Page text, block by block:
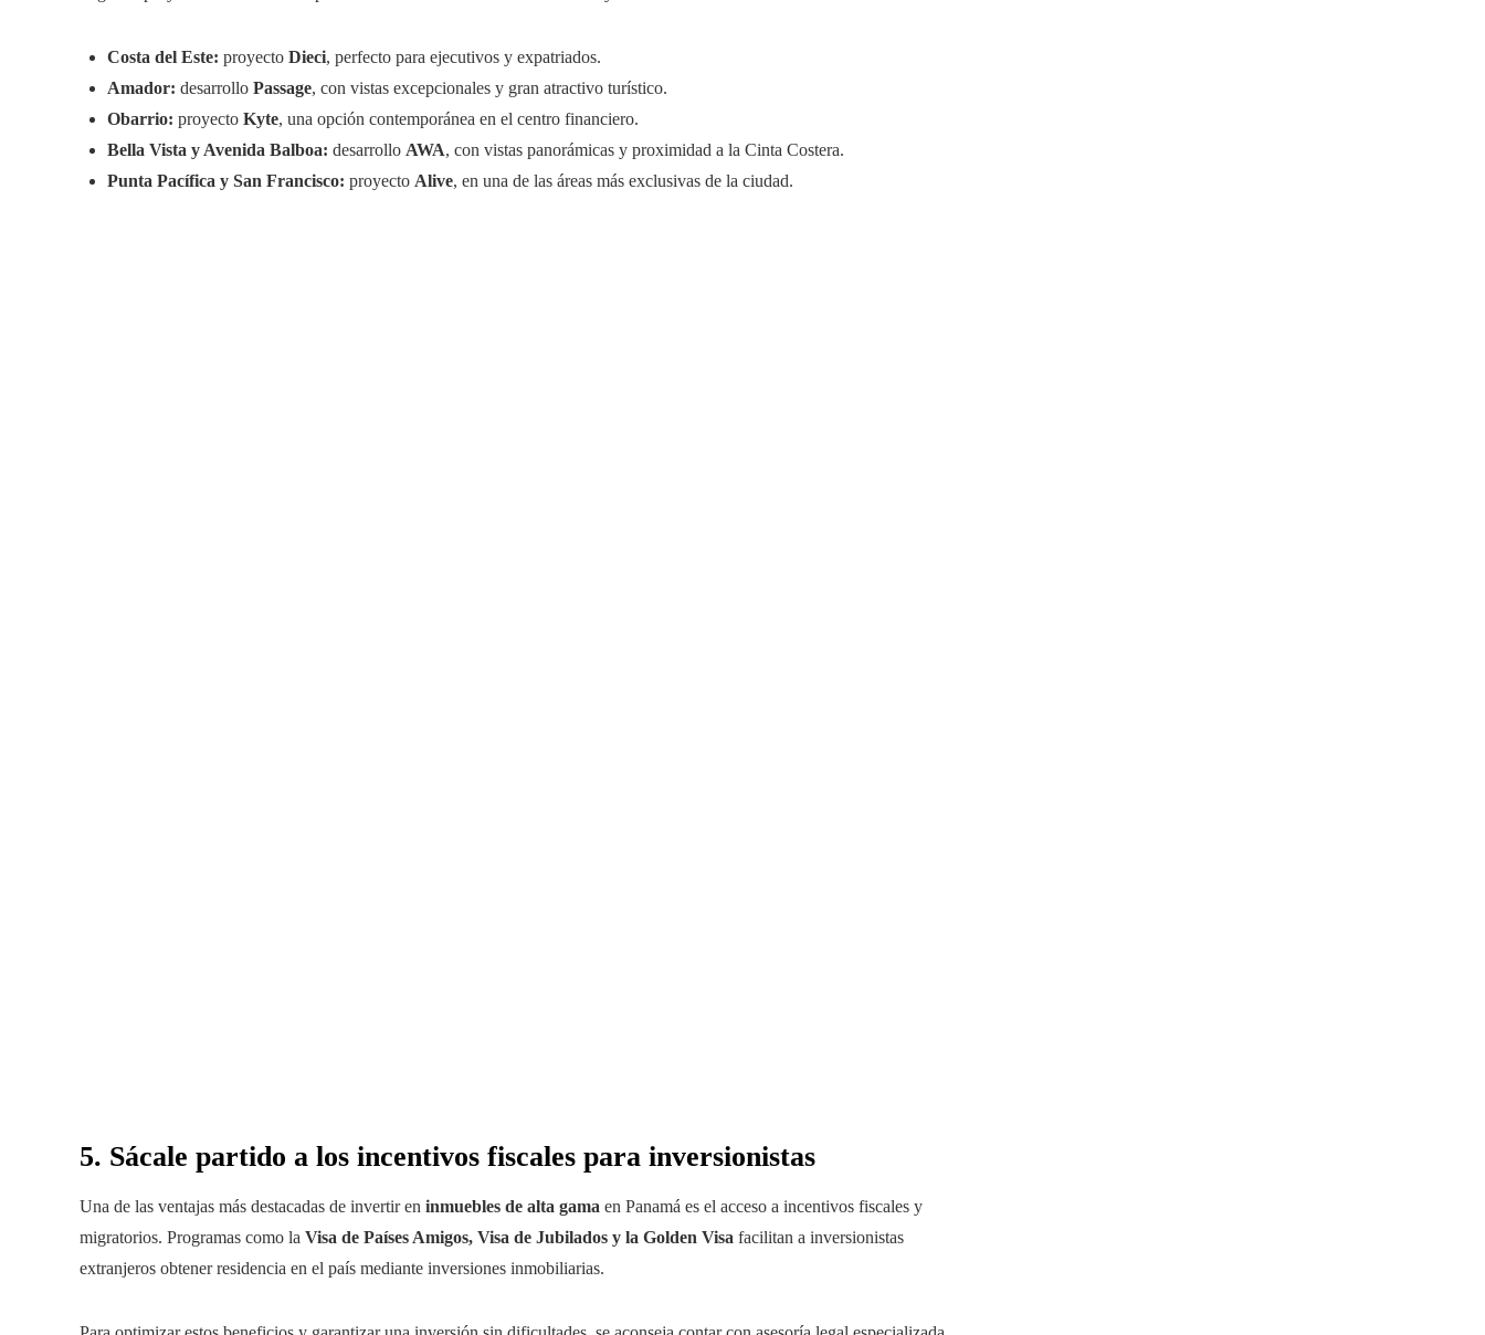
Costa del Este: proyecto Dieci, perfecto para ejecutivos y expatriados.
Amador: desarrollo Passage, con vistas excepcionales y gran atractivo turístico.
Obarrio: proyecto Kyte, una opción contemporánea en el centro financiero.
Bella Vista y Avenida Balboa: desarrollo AWA, con vistas panorámicas y proximidad a la Cinta Costera.
Punta Pacífica y San Francisco: proyecto Alive, en una de las áreas más exclusivas de la ciudad.
5. Sácale partido a los incentivos fiscales para inversionistas
Una de las ventajas más destacadas de invertir en inmuebles de alta gama en Panamá es el acceso a incentivos fiscales y
migratorios. Programas como la Visa de Países Amigos, Visa de Jubilados y la Golden Visa facilitan a inversionistas
extranjeros obtener residencia en el país mediante inversiones inmobiliarias.